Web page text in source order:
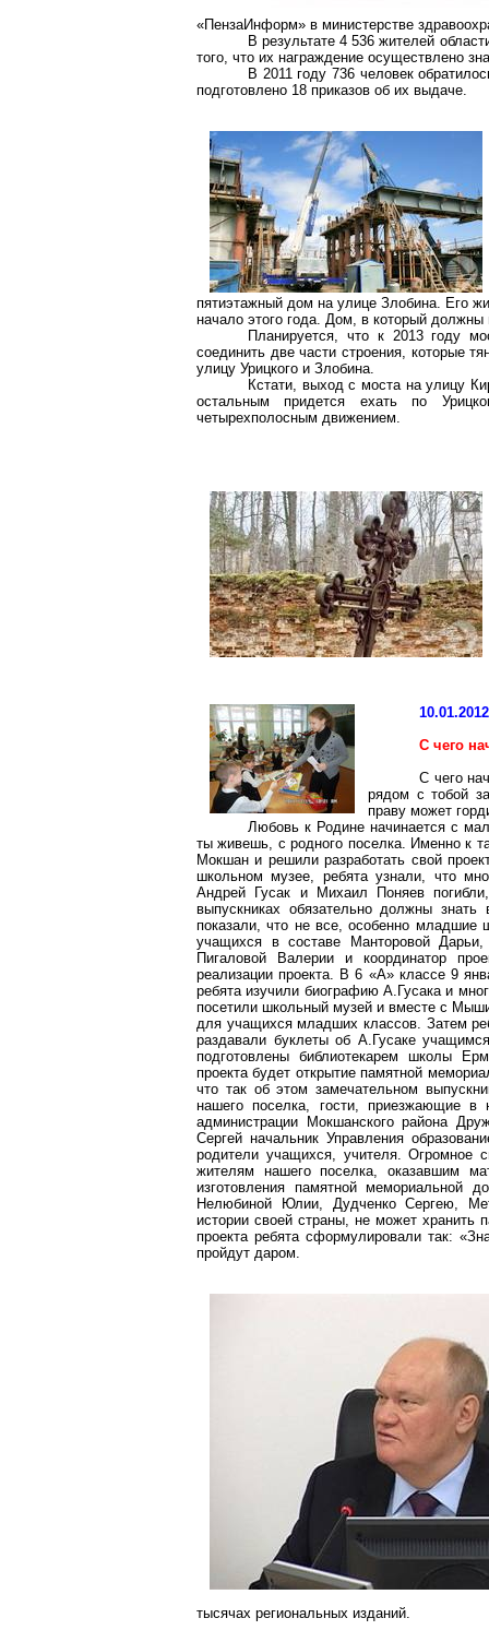
«ПензаИнформ» в министерстве
В результате 4 536 жителей
того, что их награждение осуществлено
В 2011 году 736 человек
подготовлено 18 приказов об их выдаче.
пятиэтажный дом на улице Злобина. Его
начало этого года. Дом, в который
Планируется, что к 2013 году
соединить две части строения, которые
улицу Урицкого и Злобина.
Кстати, выход с моста на улицу
остальным придется ехать по
четырехполосным движением.
10.01.2012
С чего
С чего
рядом с тобой
праву может
Любовь к Родине начинается с
ты живешь, с родного поселка. Именно
Мокшан и решили разработать свой
школьном музее, ребята узнали, что
Андрей Гусак и Михаил
Поняев
выпускниках обязательно должны
показали, что не все, особенно младшие
учащихся в составе
МанторовойДарьи,
Пигаловой Валерии и координатор
реализации проекта. В 6 «А» классе 9
ребята изучили биографию А.Гусака и
посетили школьный музей и вместе с
для учащихся младших классов. Затем
раздавали буклеты об А.Гусаке
подготовлены библиотекарем школы
проекта будет открытие памятной
что так об этом замечательном
нашего поселка, гости, приезжающие в
администрации
Мокшанскогорайона
Сергей начальник Управления
родители учащихся, учителя. Огромное
жителям нашего поселка, оказавшим
изготовления памятной мемориальной
Нелюбиной Юлии, ДудченкоСергею,
истории своей страны, не может хранить
проекта ребята сформулировали так:
пройдут даром.
тысячах региональных изданий.